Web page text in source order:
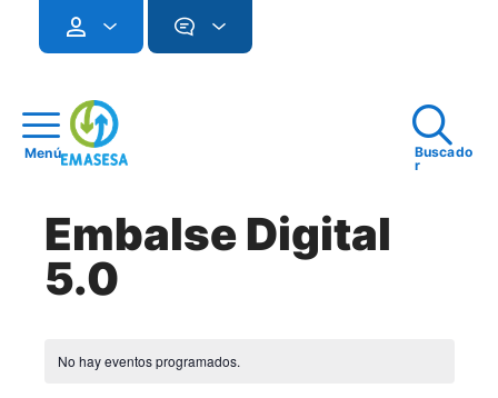
Menú
Buscado
r
Embalse Digital
5.0
No hay eventos programados.